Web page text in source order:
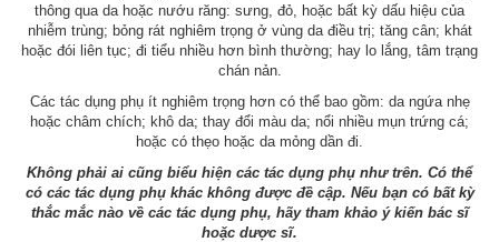
thông qua da hoặc nướu răng: sưng, đỏ, hoặc bất kỳ dấu hiệu của
nhiễm trùng; bỏng rát nghiêm trọng ở vùng da điều trị; tăng cân; khát
hoặc đói liên tục; đi tiểu nhiều hơn bình thường; hay lo lắng, tâm trạng
chán nản.
Các tác dụng phụ ít nghiêm trọng hơn có thể bao gồm: da ngứa nhẹ
hoặc châm chích; khô da; thay đổi màu da; nổi nhiều mụn trứng cá;
hoặc có thẹo hoặc da mỏng dần đi.
Không phải ai cũng biểu hiện các tác dụng phụ như trên. Có thể
có các tác dụng phụ khác không được đề cập. Nếu bạn có bất kỳ
thắc mắc nào về các tác dụng phụ, hãy tham khảo ý kiến bác sĩ
hoặc dược sĩ.